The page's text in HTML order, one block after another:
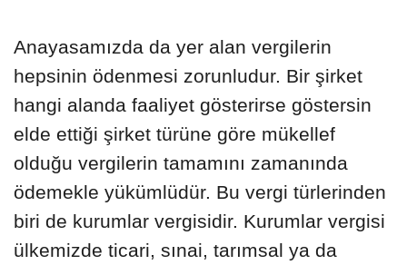
Anayasamızda da yer alan vergilerin
hepsinin ödenmesi zorunludur. Bir şirket
hangi alanda faaliyet gösterirse göstersin
elde ettiği şirket türüne göre mükellef
olduğu vergilerin tamamını zamanında
ödemekle yükümlüdür. Bu vergi türlerinden
biri de kurumlar vergisidir. Kurumlar vergisi
ülkemizde ticari, sınai, tarımsal ya da